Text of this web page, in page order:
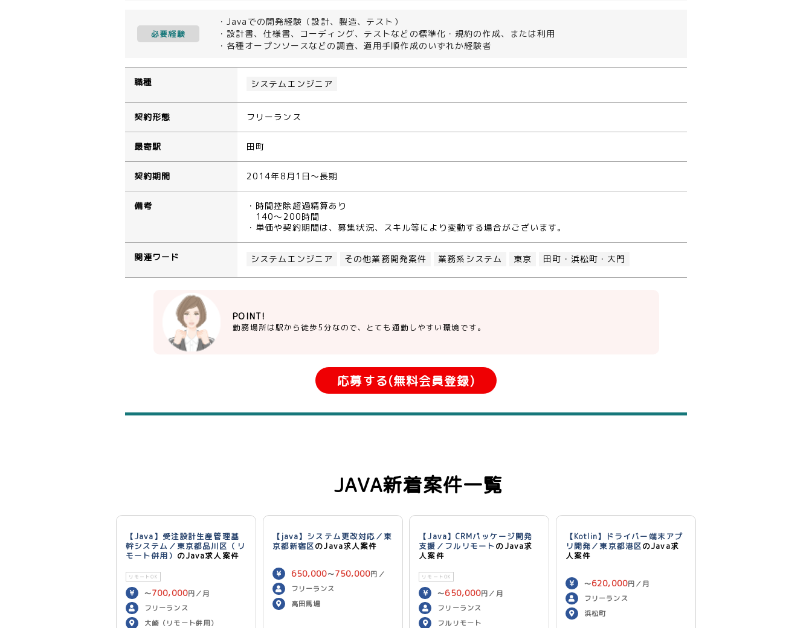
必要経験
・Javaでの開発経験（設計、製造、テスト）
・設計書、仕様書、コーディング、テストなどの標準化・規約の作成、または利用
・各種オープンソースなどの調査、適用手順作成のいずれか経験者
職種 システムエンジニア
契約形態 フリーランス
最寄駅 田町
契約期間 2014年8月1日～長期
備考
・時間控除超過精算あり
140～200時間
・単価や契約期間は、募集状況、スキル等により変動する場合がございます。
関連ワード システムエンジニア その他業務開発案件 業務系システム 東京 田町・浜松町・大門
POINT!
勤務場所は駅から徒歩5分なので、とても通勤しやすい環境です。
応募する(無料会員登録)
JAVA新着案件一覧
【Java】受注設計生産管理基
幹システム／東京都品川区（リ
モート併用） のJava求人案件
リモートOK
〜700,000円／月
フリーランス
大崎（リモート併用）
【java】システム更改対応／東
京都新宿区のJava求人案件
650,000〜750,000円／
月
フリーランス
高田馬場
【Java】CRMパッケージ開発
支援／フルリモートのJava求
人案件
リモートOK
〜650,000円／月
フリーランス
フルリモート
【Kotlin】ドライバー端末アプ
リ開発／東京都港区のJava求
人案件
〜620,000円／月
フリーランス
浜松町